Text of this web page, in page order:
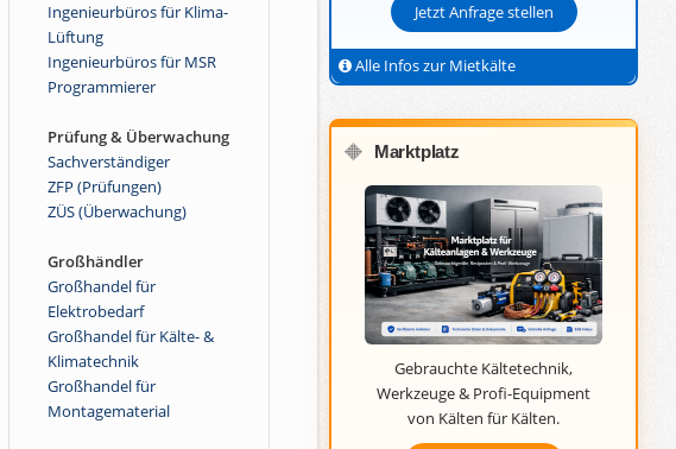
Ingenieurbüros für Klima-
Lüftung
Ingenieurbüros für MSR
Programmierer
Prüfung & Überwachung
Sachverständiger
ZFP (Prüfungen)
ZÜS (Überwachung)
Großhändler
Großhandel für
Elektrobedarf
Großhandel für Kälte- &
Klimatechnik
Großhandel für
Montagematerial
Jetzt Anfrage stellen
Alle Infos zur Mietkälte
🔶 Marktplatz
Gebrauchte Kältetechnik,
Werkzeuge & Profi-Equipment
von Kälten für Kälten.